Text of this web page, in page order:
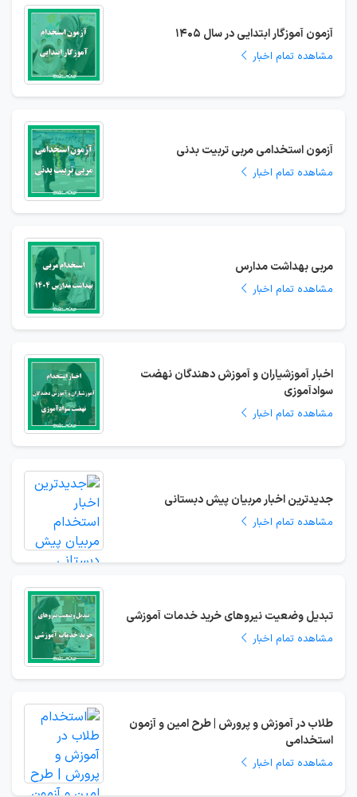
آزمون آموزگار ابتدایی در سال 1405
مشاهده تمام اخبار
آزمون استخدامی مربی تربیت بدنی
مشاهده تمام اخبار
مربی بهداشت مدارس
مشاهده تمام اخبار
اخبار آموزشیاران و آموزش دهندگان نهضت
سوادآموزی
مشاهده تمام اخبار
جدیدترین اخبار مربیان پیش دبستانی
مشاهده تمام اخبار
تبدیل وضعیت نیروهای خرید خدمات آموزشی
مشاهده تمام اخبار
طلاب در آموزش و پرورش | طرح امین و آزمون
استخدامی
مشاهده تمام اخبار